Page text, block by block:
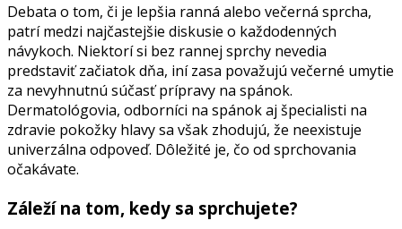
Debata o tom, či je lepšia ranná alebo večerná sprcha,
patrí medzi najčastejšie diskusie o každodenných
návykoch. Niektorí si bez rannej sprchy nevedia
predstaviť začiatok dňa, iní zasa považujú večerné umytie
za nevyhnutnú súčasť prípravy na spánok.
Dermatológovia, odborníci na spánok aj špecialisti na
zdravie pokožky hlavy sa však zhodujú, že neexistuje
univerzálna odpoveď. Dôležité je, čo od sprchovania
očakávate.
Záleží na tom, kedy sa sprchujete?